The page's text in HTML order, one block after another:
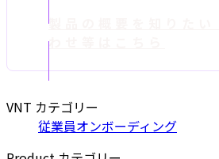
製品の概要を知りたい
わせ等はこちら
VNT カテゴリー
従業員オンボーディング